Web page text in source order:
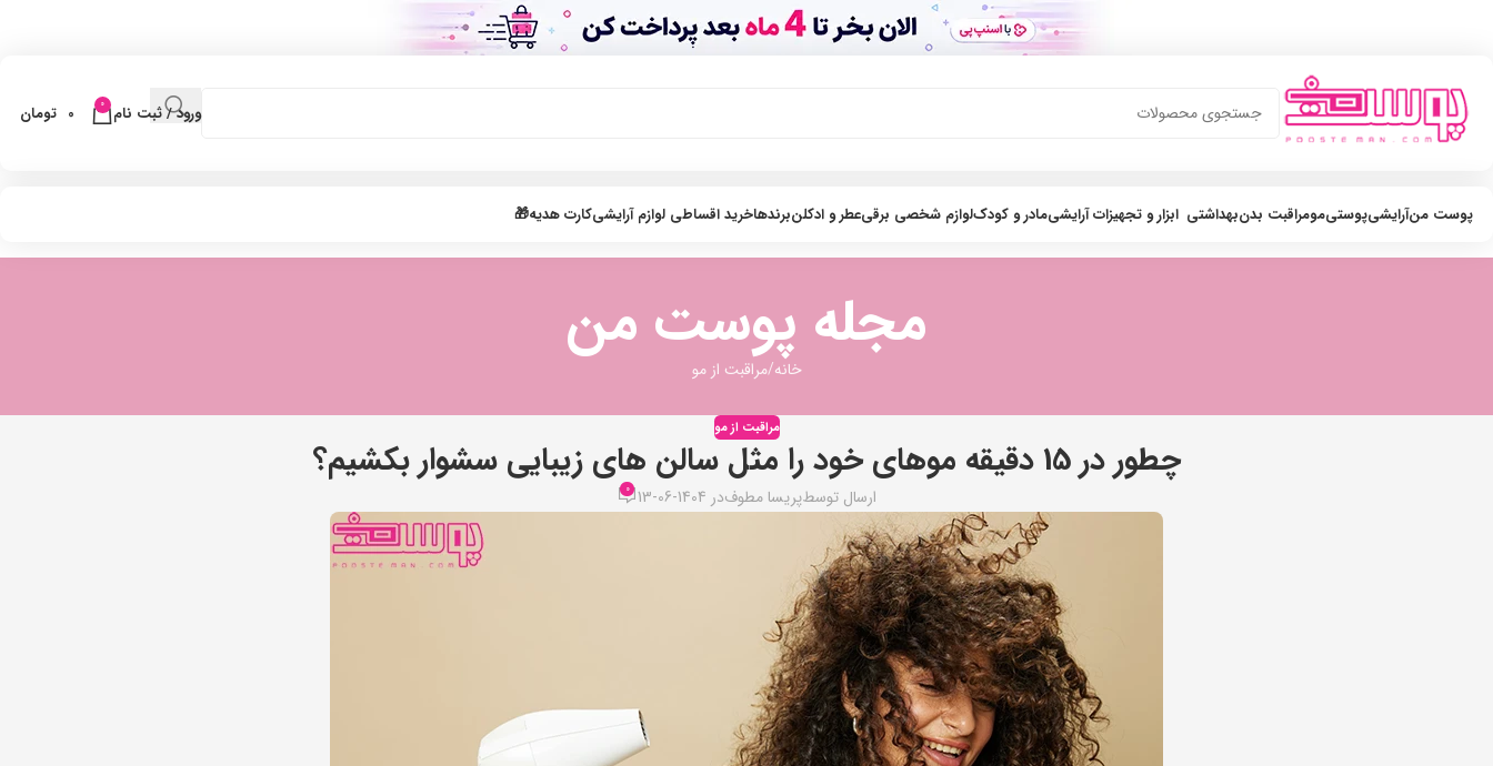
ورود / ثبت نام 0
0 تومان
پوست منآرایشیپوستیمومراقبت بدنبهداشتی ابزار و تجهیزات آرایشیمادر و کودکلوازم شخصی برقیعطر و ادکلنبرندهاخرید اقساطی لوازم آرایشیکارت هدیه🎁
مجله پوست من
خانه مراقبت از مو
مراقبت از مو
چطور در 15 دقیقه موهای خود را مثل سالن های زیبایی سشوار بکشیم؟
ارسال توسطپریسا مطوفدر 1404-06-13 0